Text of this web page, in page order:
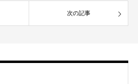
次の記事